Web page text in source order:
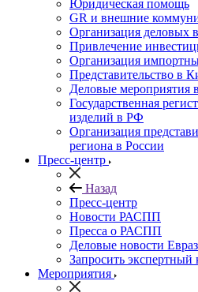
Юридическая помощь
GR и внешние
Организация деловых
Привлечение
Организация
Представительство в
Деловые
Государственная
изделий в РФ
Организация
региона в России
Пресс-центр
Назад
Пресс-центр
Новости РАСПП
Пресса о РАСПП
Деловые новости
Запросить экспертный
Мероприятия